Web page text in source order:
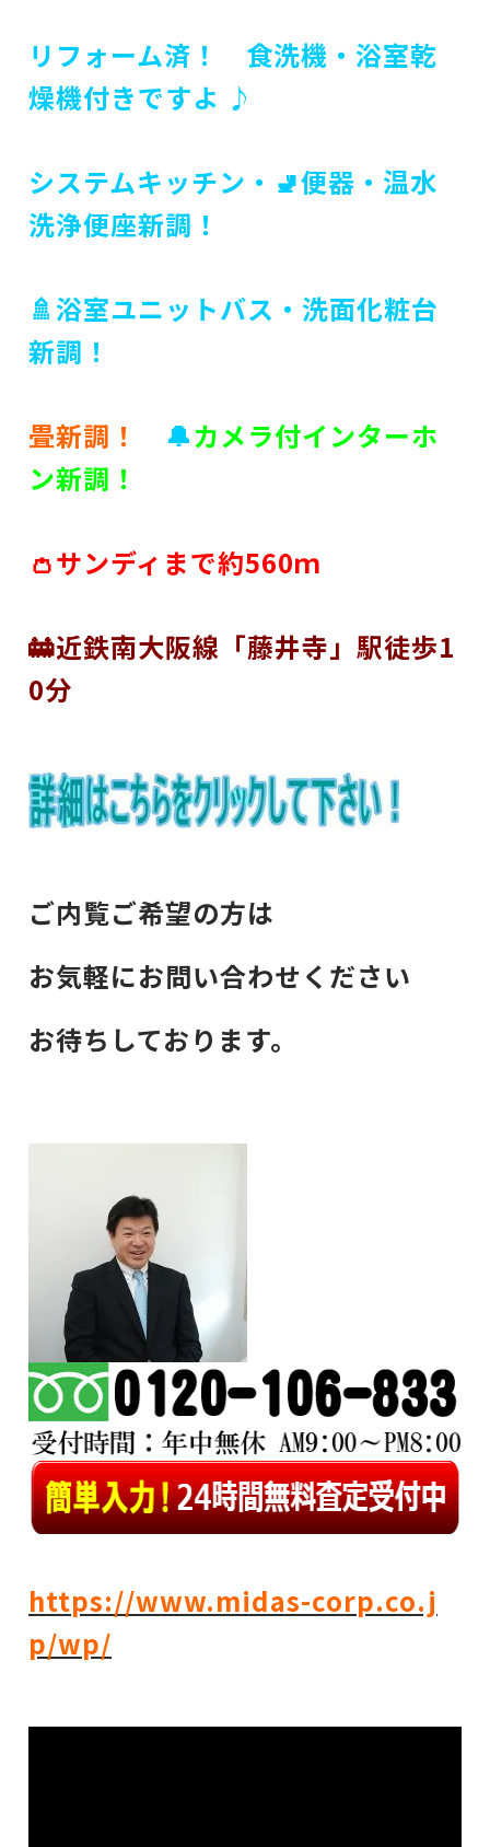
リフォーム済！ 食洗機・浴室乾
燥機付きですよ ♪
システムキッチン・🚽便器・温水
洗浄便座新調！
🚿浴室ユニットバス・洗面化粧台
新調！
畳新調！ 🔔カメラ付インターホ
ン新調！
👛サンディまで約560ｍ
🚋近鉄南大阪線「藤井寺」駅徒歩1
0分
ご内覧ご希望の方は
お気軽にお問い合わせください
お待ちしております。
https://www.midas-corp.co.j
p/wp/